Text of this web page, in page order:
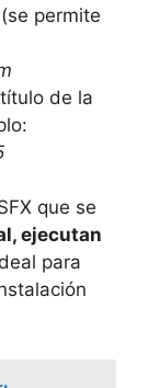
permite
de la
que se
ejecutan
para